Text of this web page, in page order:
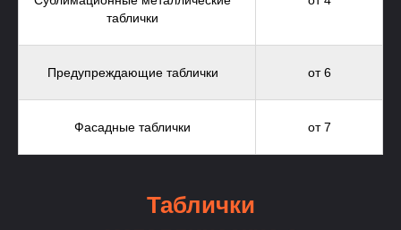
таблички
Предупреждающие таблички от 6
Фасадные таблички от 7
Таблички